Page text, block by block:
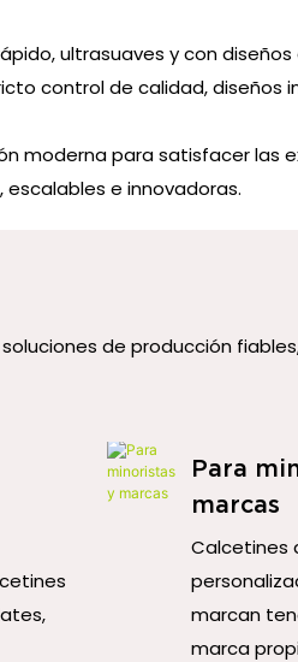
ultrasuaves y con diseños
control de calidad, diseños
moderna para satisfacer las
e innovadoras.
de producción
Para
marcas
Calcetines
marcan
marca